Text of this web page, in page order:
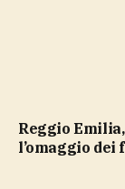
Reggio Emilia, alla mostra dedicata a Guccini
l’omaggio dei